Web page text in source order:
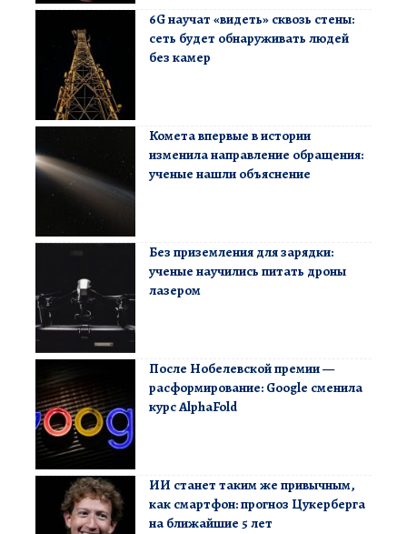
6G научат «видеть» сквозь стены:
сеть будет обнаруживать людей
без камер
Комета впервые в истории
изменила направление обращения:
ученые нашли объяснение
Без приземления для зарядки:
ученые научились питать дроны
лазером
После Нобелевской премии —
расформирование: Google сменила
курс AlphaFold
ИИ станет таким же привычным,
как смартфон: прогноз Цукерберга
на ближайшие 5 лет